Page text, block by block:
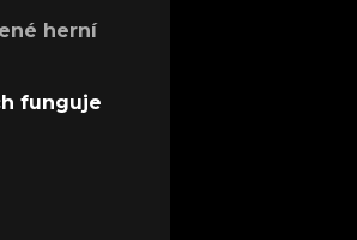
herní
funguje